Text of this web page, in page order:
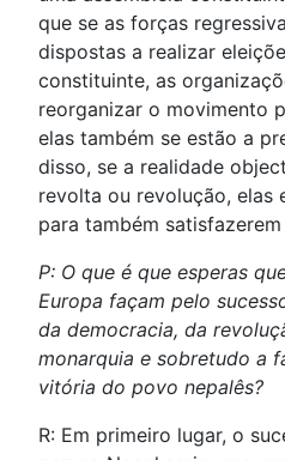
que se as forças
dispostas a realizar
constituinte, as
reorganizar o movimento
elas também se estão a
disso, se a realidade
revolta ou revolução, elas
para também
P: O que é que esperas
Europa façam pelo
da democracia, da
monarquia e sobretudo a
vitória do povo nepalês?
R: Em primeiro lugar, o